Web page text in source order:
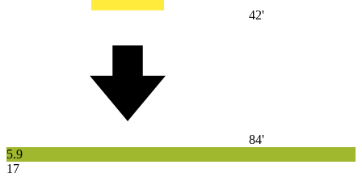
42'
84'
5.9
17